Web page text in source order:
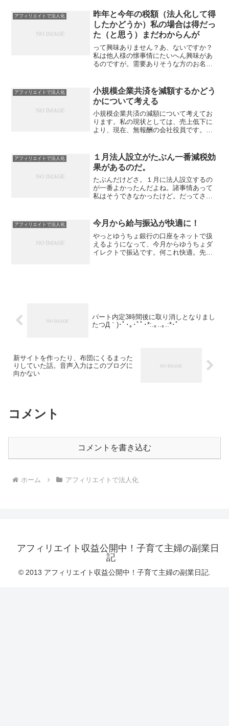
月は104,419円20...
アフィリエイトで法人化
昨年と今年の税額（法人化して得
したかどうか）私の場合は得だっ
た（と思う）まだわからんが
って興味ありません？あ、ないですか？
私は他人様の懐事情にたいへん興味があ
るのですが。需要ありそうな方のお名前
設立し、今年は売上が大幅減した（昨年
2500万だったが、今年...
アフィリエイトで法人化
小規模企業共済を減額するかどう
かについて考える
小規模企業共済の減額について考えてお
ります。私の現状としては、売上低下に
より、現在、無報酬の会社役員です。自
りません。小規模企業共済はH27(2015)12
月に加入。こ...
アフィリエイトで法人化
１月法人設立がたぶん一番減税効
果があるのだ。
たぶんだけどさ。１月に法人設立するの
が一番よかったんだよね。諸事情あって
私はそうできなかったけど。だってさ、
も個人事業主を廃業しないんだから、６
５万円の青色申告特別控除...
アフィリエイトで法人化 今月から給与振込が快適に！
やっとゆうちょ銀行の口座をネットで扱
えるようになって、今月からゆうちょダ
イレクトで振込です。何これ快適。先の
パート内定3時間後に取り消しとなりまし
たつД｀)･ﾟ･｡･ﾟﾟ･*:.｡..｡.:*･ﾟ
新サイトを作ったり、布団にくるまった
りしていた話。音声入力はこのブログに
向かない
コメント
コメントを書き込む
ホーム アフィリエイトで法人化
アフィリエイト収益公開中！子育て主婦の副業日
記
© 2013 アフィリエイト収益公開中！子育て主婦の副業日記.